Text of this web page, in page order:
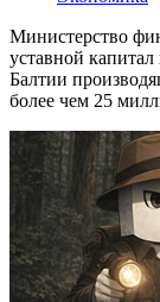
Министерство
уставной
Балтии
более чем 25